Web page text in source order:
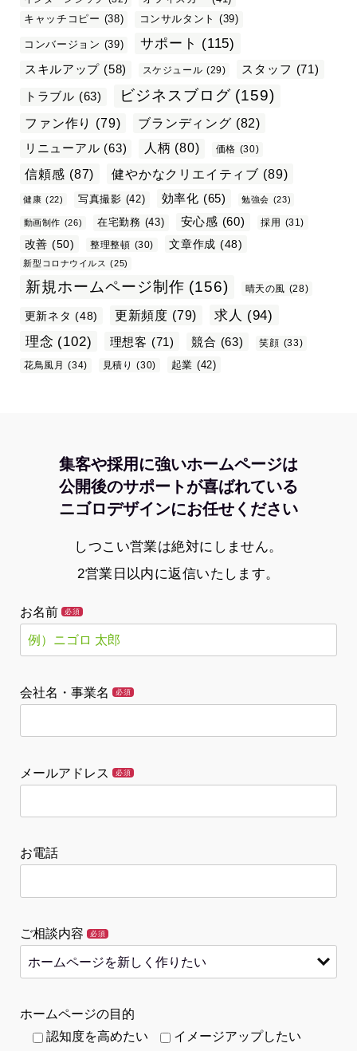
キャッチコピー (38) コンサルタント (39)
コンバージョン (39) サポート (115)
スキルアップ (58) スケジュール (29) スタッフ (71)
トラブル (63) ビジネスブログ (159)
ファン作り (79) ブランディング (82)
リニューアル (63) 人柄 (80) 価格 (30)
信頼感 (87) 健やかなクリエイティブ (89)
健康 (22) 写真撮影 (42) 効率化 (65) 勉強会 (23)
動画制作 (26) 在宅勤務 (43) 安心感 (60) 採用 (31)
改善 (50) 整理整頓 (30) 文章作成 (48)
新型コロナウイルス (25)
新規ホームページ制作 (156) 晴天の風 (28)
更新ネタ (48) 更新頻度 (79) 求人 (94)
理念 (102) 理想客 (71) 競合 (63) 笑顔 (33)
花鳥風月 (34) 見積り (30) 起業 (42)
集客や採用に強いホームページは
公開後のサポートが喜ばれている
ニゴロデザインにお任せください
しつこい営業は絶対にしません。
2営業日以内に返信いたします。
お名前 必須
会社名・事業名 必須
メールアドレス 必須
お電話
ご相談内容 必須
ホームページの目的
認知度を高めたい
イメージアップしたい